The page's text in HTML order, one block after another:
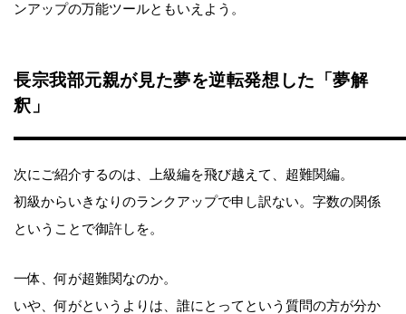
ンアップの万能ツールともいえよう。
長宗我部元親が見た夢を逆転発想した「夢解
釈」
次にご紹介するのは、上級編を飛び越えて、超難関編。
初級からいきなりのランクアップで申し訳ない。字数の関係
ということで御許しを。
一体、何が超難関なのか。
いや、何がというよりは、誰にとってという質問の方が分か